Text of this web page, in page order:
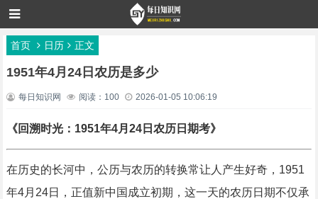
首页 日历 正文
1951年4月24日农历是多少
每日知识网 阅读：100 2026-01-05 10:06:19
《回溯时光：1951年4月24日农历日期考》
在历史的长河中，公历与农历的转换常让人产生好奇，1951
年4月24日，正值新中国成立初期，这一天的农历日期不仅承